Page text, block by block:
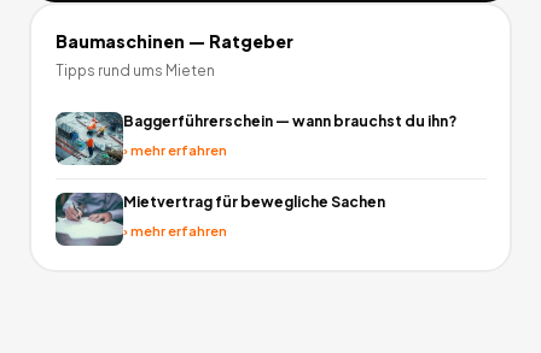
Baumaschinen — Ratgeber
Tipps rund ums Mieten
Baggerführerschein — wann brauchst du ihn?
›mehr erfahren
Mietvertrag für bewegliche Sachen
›mehr erfahren